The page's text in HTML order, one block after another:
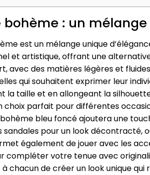
bohème : un
est un mélange unique
et artistique, offrant une
avec des matières légères et
qui souhaitent exprimer leur
la taille et en allongeant la
choix parfait pour différentes
bleu foncé ajoutera une
pour un look décontracté,
également de jouer avec les
compléter votre tenue avec
chacun de créer un look unique